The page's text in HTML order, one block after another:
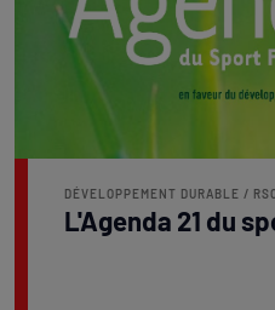
L'Agenda 21 du
DÉVELOPPEMENT DURABLE /